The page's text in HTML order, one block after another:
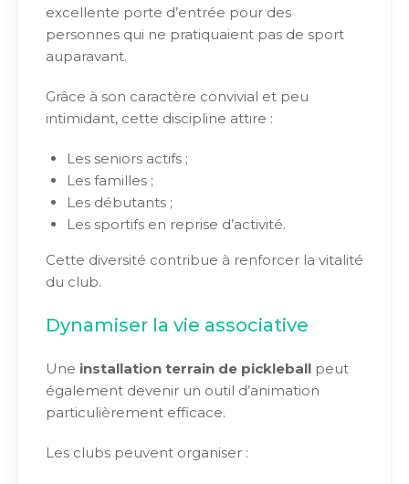
excellente porte d’entrée pour des
personnes qui ne pratiquaient pas de sport
auparavant.
Grâce à son caractère convivial et peu
intimidant, cette discipline attire :
Les seniors actifs ;
Les familles ;
Les débutants ;
Les sportifs en reprise d’activité.
Cette diversité contribue à renforcer la vitalité
du club.
Dynamiser la vie associative
Une installation terrain de pickleball peut
également devenir un outil d’animation
particulièrement efficace.
Les clubs peuvent organiser :